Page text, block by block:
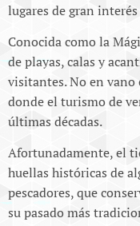
lugares de gran
Conocida como la
de playas, calas y
visitantes. No en vano
donde el turismo de
últimas décadas.
Afortunadamente, el
huellas históricas de
pescadores, que
su pasado más